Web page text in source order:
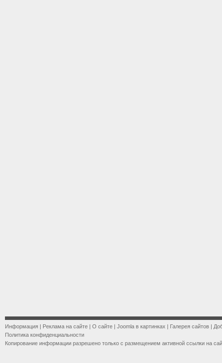
Информация | Реклама на сайте | О сайте | Joomla в картинках | Галерея сайтов |
Политика конфиденциальности
Копирование информации разрешено только с размещением активной ссылки на